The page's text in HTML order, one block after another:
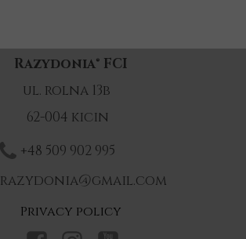
razydonia@gmail.com
+48 509 902 995
ul. rolna 13b
62-004 kicin
Razydonia® FCI
Privacy policy